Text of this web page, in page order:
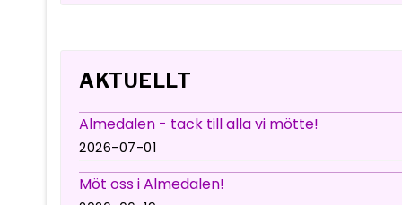
AKTUELLT
Almedalen - tack till alla vi mötte!
2026-07-01
Möt oss i Almedalen!